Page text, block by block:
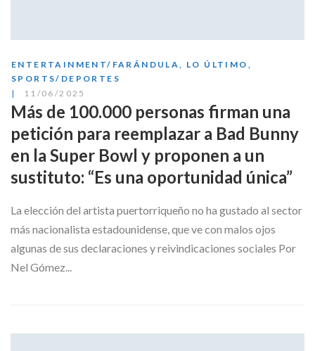
ENTERTAINMENT/FARÁNDULA, LO ÚLTIMO ,
SPORTS/DEPORTES
11/06/2025
Más de 100.000 personas firman una
petición para reemplazar a Bad Bunny
en la Super Bowl y proponen a un
sustituto: “Es una oportunidad única”
La elección del artista puertorriqueño no ha gustado al sector
más nacionalista estadounidense, que ve con malos ojos
algunas de sus declaraciones y reivindicaciones sociales Por
Nel Gómez...